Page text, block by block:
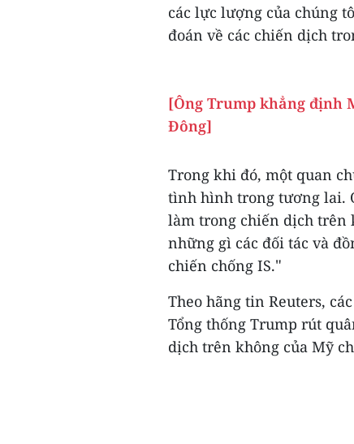
các lực lượng của chúng
đoán về các chiến dịch
[Ông Trump khẳng định
Đông]
Trong khi đó, một quan
tình hình trong tương lai.
làm trong chiến dịch trên
những gì các đối tác và
chiến chống IS."
Theo hãng tin Reuters,
Tổng thống Trump rút
dịch trên không của Mỹ